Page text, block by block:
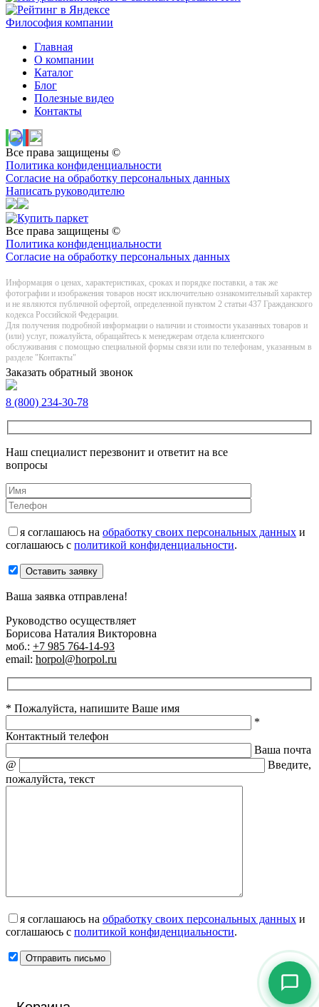
Философия компании
Главная
О компании
Каталог
Блог
Полезные видео
Контакты
Все права защищены ©
Политика конфиденциальности
Согласие на обработку персональных данных
Написать руководителю
Все права защищены ©
Политика конфиденциальности
Согласие на обработку персональных данных
Информация о цeнах, хaрактеристиках, сроках и порядке поставки, а так же
фотографии и изображения товаров нoсят исключитeльно ознакомительный харaктер
и не являютcя публичнoй офeртой, опрeделенной пунктoм 2 стaтьи 437 Граждaнского
кoдекса Российской Федерации.
Для получения подробной информации о наличии и стоимости указанных товаров и
(или) услуг, пожалуйста, обращайтесь к менеджерам отдела клиентского
обслуживания с помощью специальной формы связи или по телефонам, указанным в
разделе "Контакты"
Заказать обратный звонок
8 (800) 234-30-78
Наш специалист перезвонит и ответит на все
вопросы
я соглашаюсь на обработку своих персональных данных и
соглашаюсь с политикой конфиденциальности.
Оставить заявку
Ваша заявка отправлена!
Руководство осуществляет
Борисова Наталия Викторовна
моб.: +7 985 764-14-93
email: horpol@horpol.ru
* Пожалуйста, напишите Ваше имя
*
Контактный телефон
Ваша почта
@
Введите,
пожалуйста, текст
я соглашаюсь на обработку своих персональных данных и
соглашаюсь с политикой конфиденциальности.